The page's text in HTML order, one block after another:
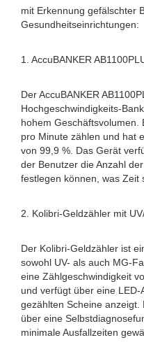
mit Erkennung gefälschter
Gesundheitseinrichtungen:
1. AccuBANKER
Der AccuBANKER
Hochgeschwindigkeits-
hohem Geschäftsvolumen.
pro Minute zählen und hat
von 99,9 %. Das Gerät
der Benutzer die Anzahl
festlegen können, was Zeit
2. Kolibri-Geldzähler mit
Der Kolibri-Geldzähler ist
sowohl UV- als auch MG-
eine Zählgeschwindigkeit
und verfügt über eine
gezählten Scheine
über eine
minimale Ausfallzeiten